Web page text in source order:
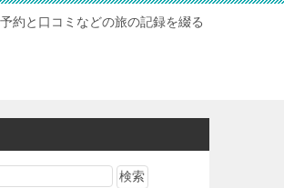
約と口コミなどの旅の記録を綴る